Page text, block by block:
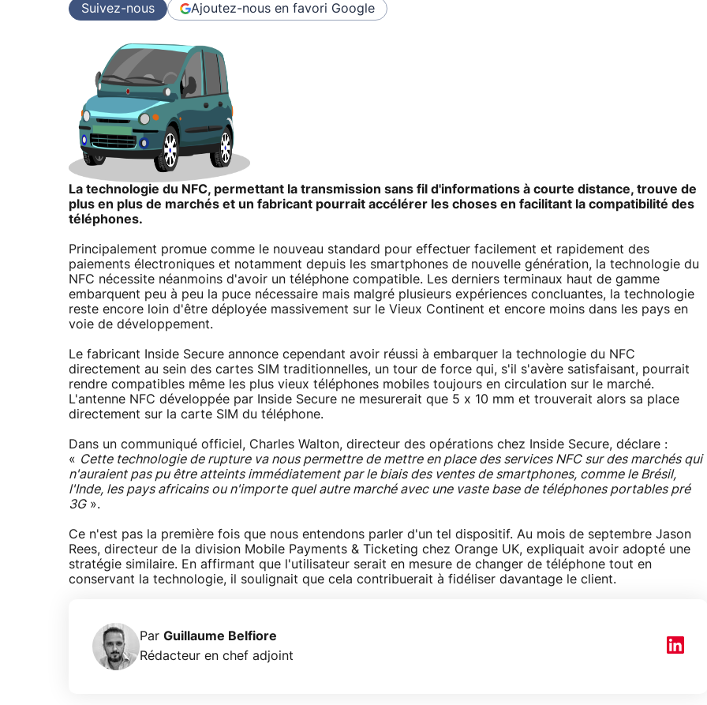
Suivez-nous Ajoutez-nous en favori Google
La technologie du NFC, permettant la transmission sans fil d'informations à courte distance, trouve de
plus en plus de marchés et un fabricant pourrait accélérer les choses en facilitant la compatibilité des
téléphones.
Principalement promue comme le nouveau standard pour effectuer facilement et rapidement des
paiements électroniques et notamment depuis les smartphones de nouvelle génération, la technologie du
NFC nécessite néanmoins d'avoir un téléphone compatible. Les derniers terminaux haut de gamme
embarquent peu à peu la puce nécessaire mais malgré plusieurs expériences concluantes, la technologie
reste encore loin d'être déployée massivement sur le Vieux Continent et encore moins dans les pays en
voie de développement.
Le fabricant Inside Secure annonce cependant avoir réussi à embarquer la technologie du NFC
directement au sein des cartes SIM traditionnelles, un tour de force qui, s'il s'avère satisfaisant, pourrait
rendre compatibles même les plus vieux téléphones mobiles toujours en circulation sur le marché.
L'antenne NFC développée par Inside Secure ne mesurerait que 5 x 10 mm et trouverait alors sa place
directement sur la carte SIM du téléphone.
Dans un communiqué officiel, Charles Walton, directeur des opérations chez Inside Secure, déclare :
« Cette technologie de rupture va nous permettre de mettre en place des services NFC sur des marchés qui
n'auraient pas pu être atteints immédiatement par le biais des ventes de smartphones, comme le Brésil,
l'Inde, les pays africains ou n'importe quel autre marché avec une vaste base de téléphones portables pré
3G».
Ce n'est pas la première fois que nous entendons parler d'un tel dispositif. Au mois de septembre Jason
Rees, directeur de la division Mobile Payments & Ticketing chez Orange UK, expliquait avoir adopté une
stratégie similaire. En affirmant que l'utilisateur serait en mesure de changer de téléphone tout en
conservant la technologie, il soulignait que cela contribuerait à fidéliser davantage le client.
Par Guillaume Belfiore
Rédacteur en chef adjoint